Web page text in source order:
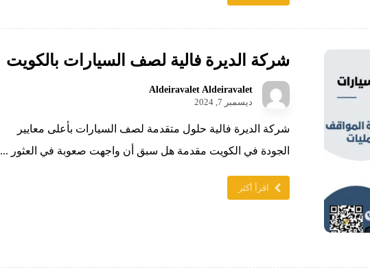
شركة الديرة فالية لصف السيارات بالكويت
Aldeiravalet Aldeiravalet
ديسمبر 7, 2024
شركة الديرة فالية حلول متقدمة لصف السيارات بأعلى معايير
الجودة في الكويت مقدمة هل سبق أن واجهت صعوبة في العثور ...
اقرأ أكثر